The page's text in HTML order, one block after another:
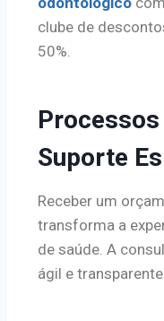
clube de
50%.
Suporte
Receber um
transforma a
de saúde. A
ágil e